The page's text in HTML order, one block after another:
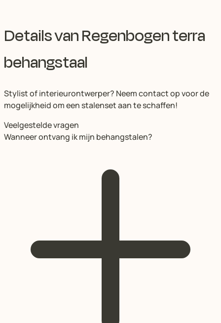
Details van Regenbogen terra
behangstaal
Stylist of interieurontwerper? Neem contact op voor de
mogelijkheid om een stalenset aan te schaffen!
Veelgestelde vragen
Wanneer ontvang ik mijn behangstalen?